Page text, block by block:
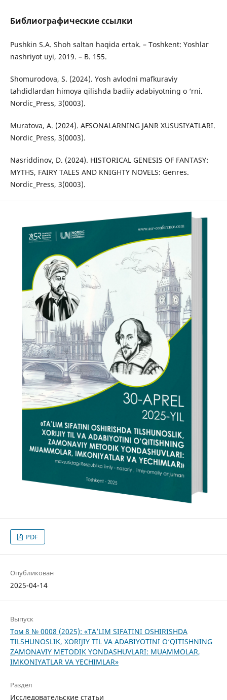
Библиографические ссылки
Pushkin S.A. Shоh saltan haqida ertak. – Tоshkent: Yоshlar
nashriyоt uyi, 2019. – B. 155.
Shomurodova, S. (2024). Yosh avlodni mafkuraviy
tahdidlardan himoya qilishda badiiy adabiyotning o ‘rni.
Nordic_Press, 3(0003).
Muratova, A. (2024). AFSONALARNING JANR XUSUSIYATLARI.
Nordic_Press, 3(0003).
Nasriddinov, D. (2024). HISTORICAL GENESIS OF FANTASY:
MYTHS, FAIRY TALES AND KNIGHTY NOVELS: Genres.
Nordic_Press, 3(0003).
PDF
Опубликован
2025-04-14
Выпуск
Том 8 № 0008 (2025): «TA’LIM SIFATINI OSHIRISHDA
TILSHUNOSLIK, XORIJIY TIL VA ADABIYOTINI O‘QITISHNING
ZAMONAVIY METODIK YONDASHUVLARI: MUAMMOLAR,
IMKONIYATLAR VA YECHIMLAR»
Раздел
Исследовательские статьи